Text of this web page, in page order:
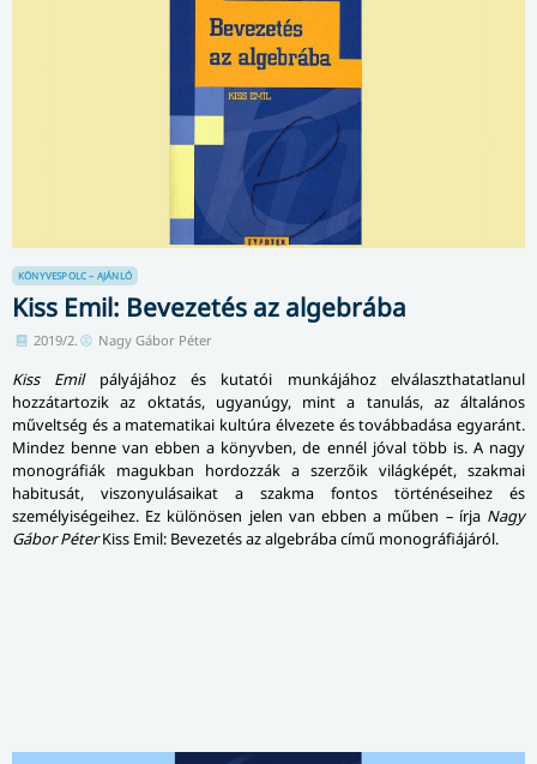
KÖNYVESPOLC – AJÁNLÓ
Kiss Emil: Bevezetés az algebrába
2019/2. Nagy Gábor Péter
Kiss Emilpályájához és kutatói munkájához el­vá­laszt­ha­tat­la­nul
hozzátartozik az oktatás, ugyanúgy, mint a tanulás, az általános
műveltség és a matematikai kultúra élvezete és továbbadása egyaránt.
Mindez benne van ebben a könyvben, de ennél jóval több is. A nagy
monográfiák magukban hordozzák a szerzőik világképét, szakmai
habitusát, viszonyulásaikat a szakma fontos történéseihez és
személyiségeihez. Ez különösen jelen van ebben a műben – írja Nagy
Gábor PéterKiss Emil: Bevezetés az algebrába című monográfiájáról.